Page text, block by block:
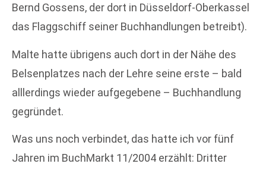
Bernd Gossens, der dort in Düsseldorf-Oberkassel
das Flaggschiff seiner Buchhandlungen betreibt).
Malte hatte übrigens auch dort in der Nähe des
Belsenplatzes nach der Lehre seine erste – bald
alllerdings wieder aufgegebene – Buchhandlung
gegründet.
Was uns noch verbindet, das hatte ich vor fünf
Jahren im BuchMarkt 11/2004 erzählt: Dritter